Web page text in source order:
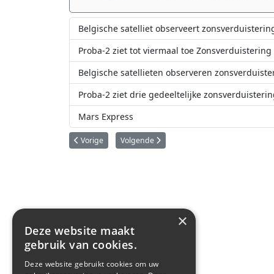
Belgische satelliet observeert
Proba-2 ziet tot viermaal toe Zonsverduistering
Belgische satellieten observeren
Proba-2 ziet drie gedeeltelijke
Mars Express
Vorig artikel: OUFTI-1 klaar voor zijn reis naar de ruimte
Vorige Volgende artikel: EPT-instrument levert met
Volgende
×
Deze website maakt
gebruik van cookies.
Deze website gebruikt cookies om uw